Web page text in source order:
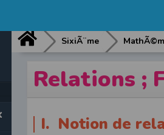
SixiÃ¨me
Relations ;
I. Notion de